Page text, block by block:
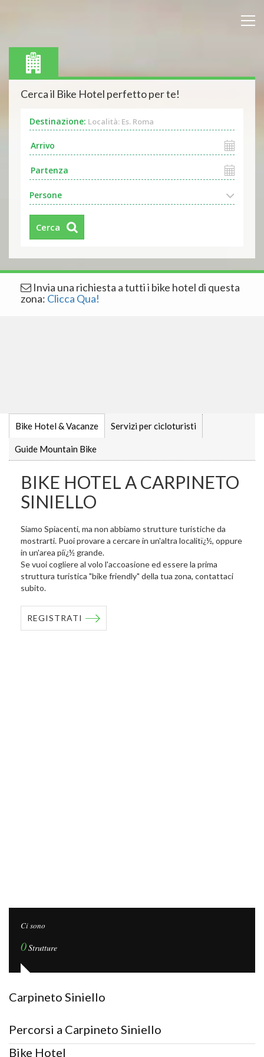
Cerca il Bike Hotel perfetto per te!
Destinazione: Località: Es. Roma
Persone
Cerca
Invia una richiesta a tutti i bike hotel di questa
zona: Clicca Qua!
Bike Hotel & Vacanze Servizi per cicloturisti
Guide Mountain Bike
BIKE HOTEL A CARPINETO
SINIELLO
Siamo Spiacenti, ma non abbiamo strutture turistiche da
mostrarti. Puoi provare a cercare in un'altra localitï¿½, oppure
in un'area piï¿½ grande.
Se vuoi cogliere al volo l'accoasione ed essere la prima
struttura turistica "bike friendly" della tua zona, contattaci
subito.
REGISTRATI
Ci sono
0Strutture
Carpineto Siniello
Percorsi a Carpineto Siniello
Bike Hotel